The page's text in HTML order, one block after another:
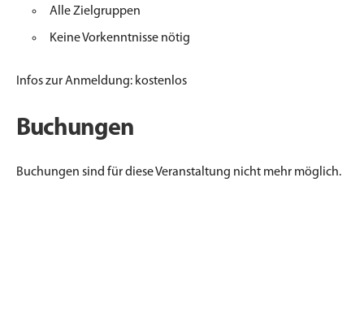
Alle Zielgruppen
Keine Vorkenntnisse nötig
nfos zur Anmeldung: kostenlos
Buchungen
Buchungen sind für diese Veranstaltung nicht mehr möglich.